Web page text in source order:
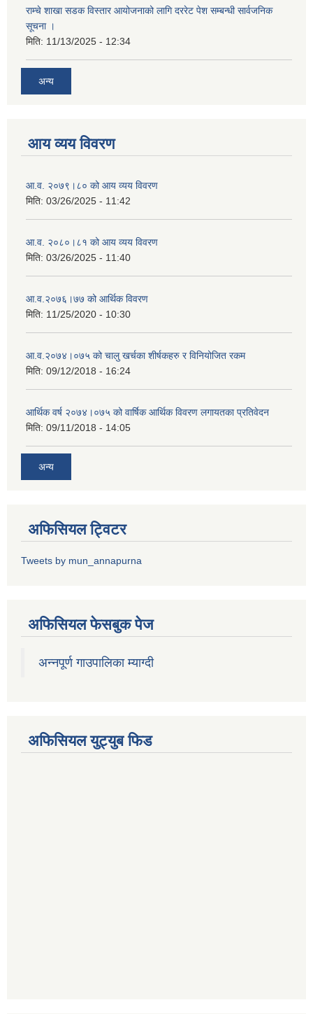
राम्चे शाखा सडक विस्तार आयोजनाको लागि दररेट पेश सम्बन्धी सार्वजनिक
सूचना ।
मिति: 11/13/2025 - 12:34
अन्य
आय व्यय विवरण
आ.व. २०७९।८० को आय व्यय विवरण
मिति: 03/26/2025 - 11:42
आ.व. २०८०।८१ को आय व्यय विवरण
मिति: 03/26/2025 - 11:40
आ.व.२०७६।७७ को आर्थिक विवरण
मिति: 11/25/2020 - 10:30
आ.व.२०७४।०७५ को चालु खर्चका शीर्षकहरु र विनियोजित रकम
मिति: 09/12/2018 - 16:24
आर्थिक वर्ष २०७४।०७५ को वार्षिक आर्थिक विवरण लगायतका प्रतिवेदन
मिति: 09/11/2018 - 14:05
अन्य
अफिसियल ट्विटर
Tweets by mun_annapurna
अफिसियल फेसबुक पेज
अन्नपूर्ण गाउपालिका म्याग्दी
अफिसियल युट्युब फिड